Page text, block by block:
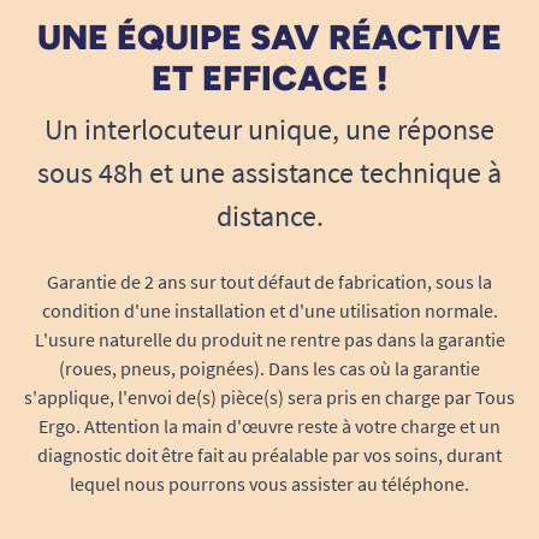
niveau de mobilité.
Changez facilement votre fauteuil de
Ce kit apporte une solution clé-en-main pour
transformer en quelques minutes un fauteuil à
poussée manuelle par tiers en un fauteuil à
déplacer de façon autonome, sans avoir besoin
d’une assistance permanente.
Compatibilité garantie :Conçu pour
s’adapter sans modification aux gammes
Ocean et Ocean Vip, sans compromis sur la
stabilité ou la sécurité.
Installation rapide :Les axes fournis et le
UNE ÉQUIPE SAV RÉACTIVE
ET EFFICACE !
Un interlocuteur unique, une réponse
sous 48h et une assistance technique à
distance.
Garantie de 2 ans sur tout défaut de fabrication, sous la
condition d'une installation et d'une utilisation normale.
L'usure naturelle du produit ne rentre pas dans la garantie
(roues, pneus, poignées). Dans les cas où la garantie
s'applique, l'envoi de(s) pièce(s) sera pris en charge par Tous
Ergo. Attention la main d'œuvre reste à votre charge et un
diagnostic doit être fait au préalable par vos soins, durant
lequel nous pourrons vous assister au téléphone.